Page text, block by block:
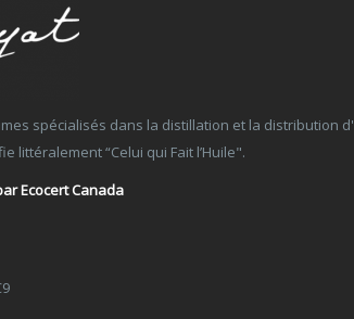
spécialisés dans la distillation et la distribution d'
littéralement “Celui qui Fait l’Huile".
Ecocert Canada